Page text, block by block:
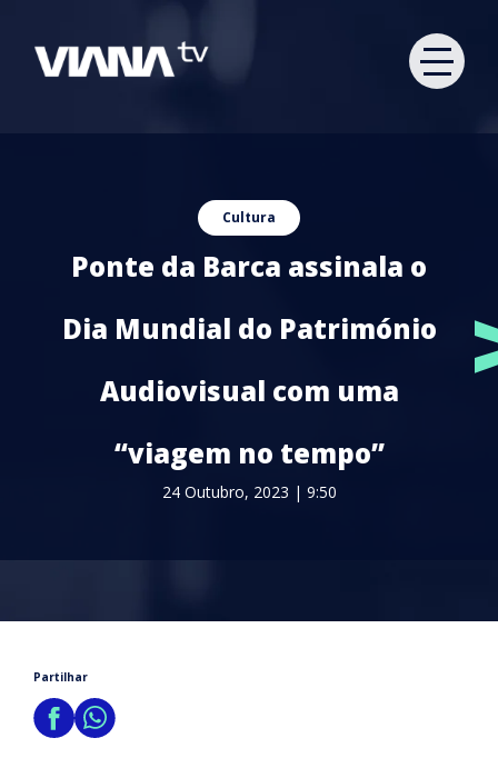
Cultura
Ponte da Barca assinala o
Dia Mundial do Património
Audiovisual com uma
“viagem no tempo”
24 Outubro, 2023 | 9:50
Partilhar